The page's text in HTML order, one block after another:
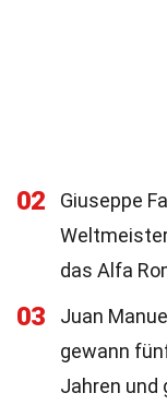
02
Giuseppe
das Alfa
03 Juan
gewann
Jahren und